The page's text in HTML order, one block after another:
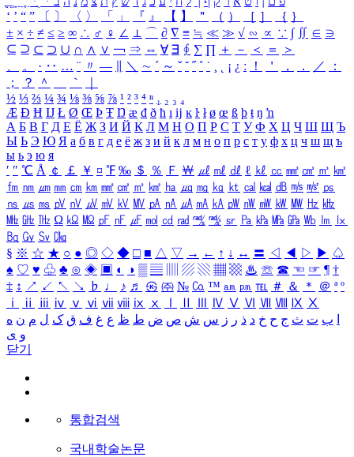
‘ ’ “ ” 〔 〕 〈 〉 「 」 『 』 【 】 ＂ （ ） ［ ］ ｛ ｝
± × ÷ ≠ ≤ ≥ ∞ ∴ ♂ ♀ ∠ ⊥ ⌒ ∂ ∇ ≡ ≒ ≪ ≫ √ ∽ ∝ ∵ ∫ ∬ ∈ ∋
⊆ ⊇ ⊂ ⊃ ∪ ∩ ∧ ∨ ￢ ⇒ ⇔ ∀ ∃ ∮ ∑ ∏ ＋ － ＜ ＝
＞
、
。 · ‥ … ¨ 〃 ― ＼ ∼ ´ ～ ˇ ˘ ˝ ˚ ˙ ¸ ¡ ¿ ː ！ ＇ ， ． ／
：
；
？ ＾ ｀
½ ⅓ ⅔ ¼ ¾ ⅛ ⅜ ⅝ ⅞ ¹ ² ³ ⁴ ⁿ ₁ ₂ ₃ ₄
Æ Ð Ħ Ĳ Ł Ø Œ Þ Ŧ Ŋ æ đ ð ħ ı ĳ ĸ ŀ ł ø œ ß þ ŧ ŋ ŉ
А Б В Г Д Е Ё Ж З И Й К Л М Н О П Р С Т У Ф Х Ц Ч Ш Щ Ъ
Ы Ь Э Ю Я а б в г д е ё ж з и й к л м н о п р с т у ф х ц ч ш щ ъ
ы ь э ю я
′ ″ ℃ Å ￠ ￡ ￥ ¤ ℉ ‰ ＄ ％ Ｆ ￦ ㎕ ㎖ ㎗ ℓ ㎘ ㏄ ㎣ ㎤ ㎥ ㎦
㎙ ㎚ ㎛ ㎜ ㎝ ㎞ ㎟ ㎠ ㎡ ㎢ ㏊ ㎍ ㎎ ㎏ ㏏ ㎈ ㎉ ㏈ ㎧ ㎨ ㎰
㎱ ㎲ ㎳ ㎴ ㎵ ㎶ ㎷ ㎸ ㎹ ㎀ ㎁ ㎂ ㎃ ㎄ ㎺ ㎻ ㎽ ㎾ ㎿ ㎐ ㎑
㎒ ㎓ ㎔ Ω ㏀ ㏁ ㎊ ㎋ ㎌ ㏖ ㏅ ㎭ ㎮ ㎯ ㏛ ㎩ ㎪ ㎫ ㎬ ㏝ ㏐
㏓
㏃ ㏉ ㏜ ㏆
§ ※ ☆ ★ ○ ● ◎ ◇ ◆ □ ■ △ ▽ → ← ↑ ↓ ↔ 〓 ◁ ◀ ▷ ▶ ♤
♠ ♡ ♥ ♧ ♣ ⊙ ◈ ▣ ◐ ◑ ▒ ▤ ▨ ▧ ▦ ▩ ♨ ☏ ☎ ☜ ☞ ¶ †
‡ ↕ ↗ ↙ ↖ ↘ ♭ ♩ ♪ ♬ ㉿ ㈜ № ㏇ ™ ㏂ ㏘ ℡ ＃ ＆ ＊ ＠ ª º
ⅰ
ⅱ ⅲ ⅳ ⅴ ⅵ ⅶ ⅷ ⅸ ⅹ Ⅳ Ⅴ Ⅵ Ⅶ Ⅷ Ⅸ Ⅹ
ب ت ث ج ح خ د ذ ر ز س ش ص ض ط ظ ع غ ف ق ک ل م ن ه
و ی
닫기
통합검색
국내학술논문